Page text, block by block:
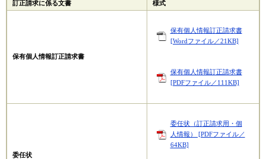
訂正請求に係る文書 様式
保有個人情報訂正請求書
保有個人情報訂正請求書
[Wordファイル／21KB]
保有個人情報訂正請求書
[PDFファイル／111KB]
委任状
委任状（訂正請求用・個
人情報） [PDFファイル／
64KB]